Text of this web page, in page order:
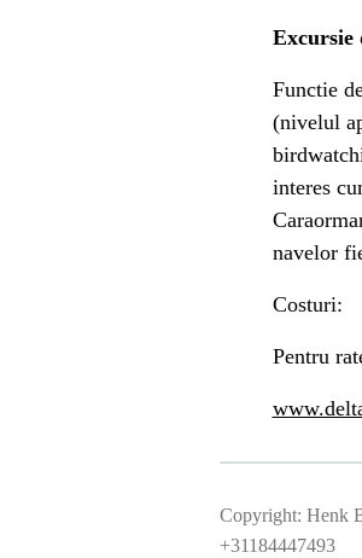
Excursie
Functie
(nivelul
interes
navelor
Costuri:
Pentru
Copyright: Henk
+31184447493